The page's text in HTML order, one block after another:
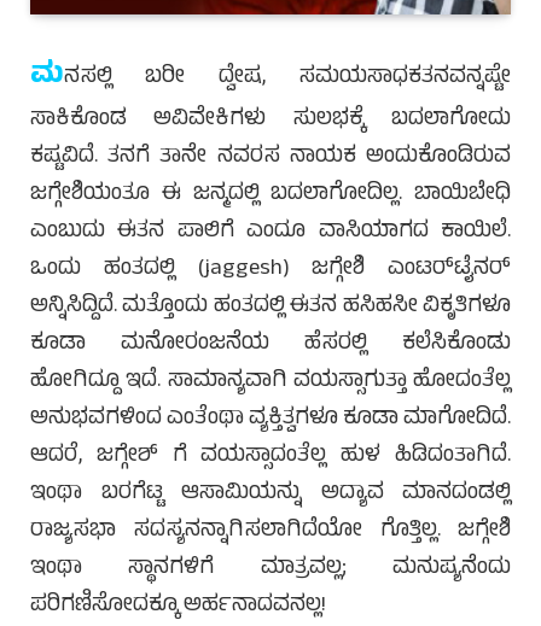
ಮನಸಲ್ಲಿ ಬರೀ ದ್ವೇಷ, ಸಮಯಸಾಧಕತನವನ್ನಷ್ಟೇ
ಸಾಕಿಕೊಂಡ ಅವಿವೇಕಿಗಳು ಸುಲಭಕ್ಕೆ ಬದಲಾಗೋದು
ಕಷ್ಟವಿದೆ. ತನಗೆ ತಾನೇ ನವರಸ ನಾಯಕ ಅಂದುಕೊಂಡಿರುವ
ಜಗ್ಗೇಶಿಯಂತೂ ಈ ಜನ್ಮದಲ್ಲಿ ಬದಲಾಗೋದಿಲ್ಲ. ಬಾಯಿಬೇಧಿ
ಎಂಬುದು ಈತನ ಪಾಲಿಗೆ ಎಂದೂ ವಾಸಿಯಾಗದ ಕಾಯಿಲೆ.
ಒಂದು ಹಂತದಲ್ಲಿ (jaggesh) ಜಗ್ಗೇಶಿ ಎಂಟರ್‌ಟೈನರ್
ಅನ್ನಿಸಿದ್ದಿದೆ. ಮತ್ತೊಂದು ಹಂತದಲ್ಲಿ ಈತನ ಹಸಿಹಸೀ ವಿಕೃತಿಗಳೂ
ಕೂಡಾ ಮನೋರಂಜನೆಯ ಹೆಸರಲ್ಲಿ ಕಲೆಸಿಕೊಂಡು
ಹೋಗಿದ್ದೂ ಇದೆ. ಸಾಮಾನ್ಯವಾಗಿ ವಯಸ್ಸಾಗುತ್ತಾ ಹೋದಂತೆಲ್ಲ
ಅನುಭವಗಳಿಂದ ಎಂತೆಂಥಾ ವ್ಯಕ್ತಿತ್ವಗಳೂ ಕೂಡಾ ಮಾಗೋದಿದೆ.
ಆದರೆ, ಜಗ್ಗೇಶ್ ಗೆ ವಯಸ್ಸಾದಂತೆಲ್ಲ ಹುಳ ಹಿಡಿದಂತಾಗಿದೆ.
ಇಂಥಾ ಬರಗೆಟ್ಟ ಆಸಾಮಿಯನ್ನು ಅದ್ಯಾವ ಮಾನದಂಡಲ್ಲಿ
ರಾಜ್ಯಸಭಾ ಸದಸ್ಯನನ್ನಾಗಿಸಲಾಗಿದೆಯೋ ಗೊತ್ತಿಲ್ಲ. ಜಗ್ಗೇಶಿ
ಇಂಥಾ ಸ್ಥಾನಗಳಿಗೆ ಮಾತ್ರವಲ್ಲ; ಮನುಷ್ಯನೆಂದು
ಪರಿಗಣಿಸೋದಕ್ಕೂ ಅರ್ಹನಾದವನಲ್ಲ!